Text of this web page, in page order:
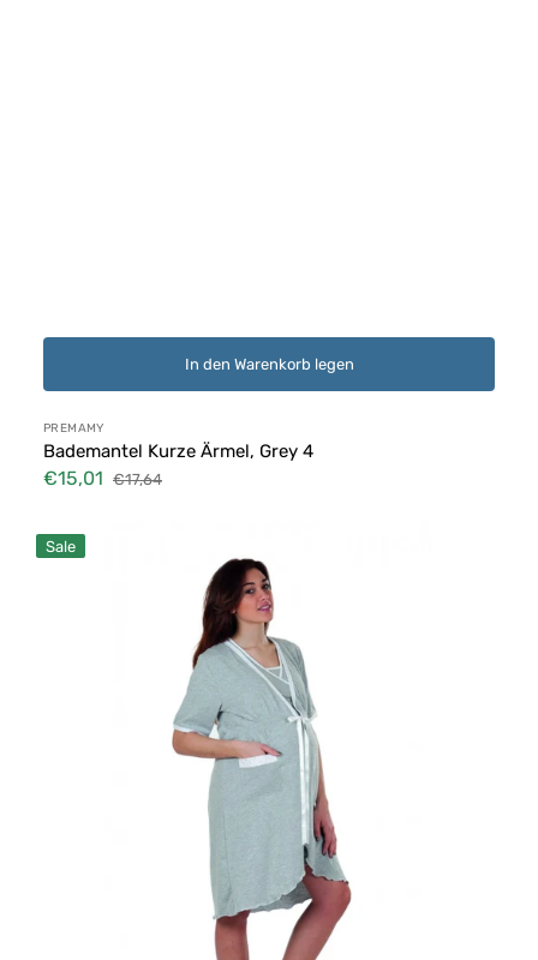
In den Warenkorb legen
Anbieter:
PREMAMY
Bademantel Kurze Ärmel, Grey 4
Verkaufspreis
€15,01
Normaler
€17,64
Bademantel
Kurze
Sale